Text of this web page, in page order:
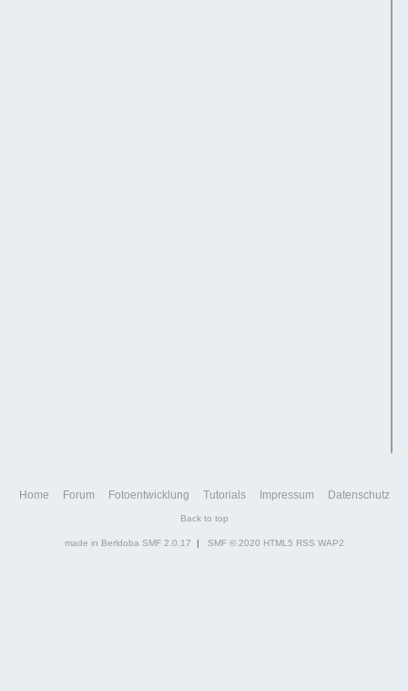
Home Forum Fotoentwicklung Tutorials Impressum Datenschutz
Back to top
made in Berldoba SMF 2.0.17 | SMF © 2020 HTML5 RSS WAP2